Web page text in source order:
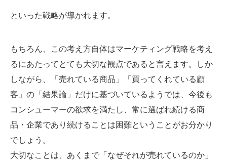
といった戦略が導かれます。
もちろん、この考え方自体はマーケティング戦略を考え
るにあたってとても大切な観点であると言えます。しか
しながら、「売れている商品」「買ってくれている顧
客」の「結果論」だけに基づいているようでは、今後も
コンシューマーの欲求を満たし、常に選ばれ続ける商
品・企業であり続けることは困難ということがお分かり
でしょう。
大切なことは、あくまで「なぜそれが売れているのか」